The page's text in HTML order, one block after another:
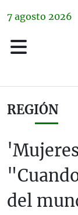
7 agosto 2026
REGIÓN
del